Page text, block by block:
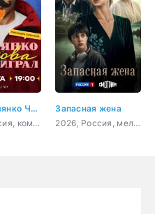
Как Деревянко Чехова играл
2026, Россия, комедия
Запасная жена
2026, Россия, мелодрама